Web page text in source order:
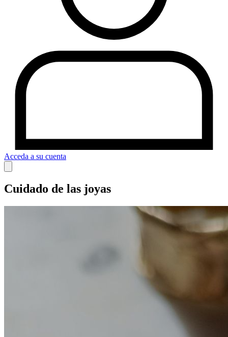
Acceda a su cuenta
Cuidado de las joyas